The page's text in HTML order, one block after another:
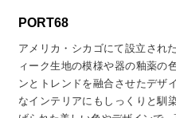
PORT68
アメリカ・シカゴにて設立され
ィーク生地の模様や器の釉薬の
ンとトレンドを融合させたデザ
なインテリアにもしっくりと馴